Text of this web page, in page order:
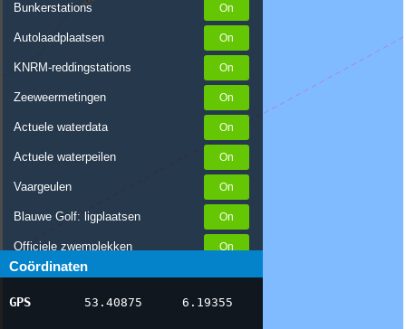
Bunkerstations
Autolaadplaatsen
KNRM-reddingstations
Zeeweermetingen
Actuele waterdata
Actuele waterpeilen
Vaargeulen
Blauwe Golf: ligplaatsen
Officiele zwemplekken
Stremmingen/hinder
AIS scheepsposities
Coördinaten
GPS 53.40875 6.19355